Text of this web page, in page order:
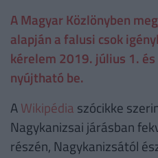
A Magyar Közlönyben
alapján a falusi csok
kérelem 2019. július 1.
nyújtható be.
AWikipédia szócikke
Nagykanizsai járásban
részén, Nagykanizsától